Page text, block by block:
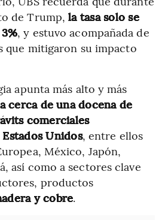
de Trump,la tasa solo se
, y estuvo acompañada de
que mitigaron su impacto
apunta más alto y más
cerca de una docena de
comerciales
Unidos, entre ellos
México, Japón,
así como a sectores clave
productos
y cobre.